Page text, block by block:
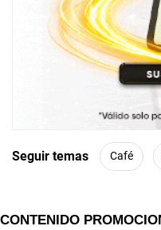
Seguir temas Café